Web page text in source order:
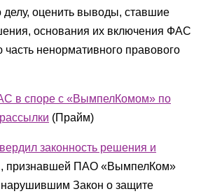
делу, оценить выводы, ставшие
основания их включения ФАС
ненормативного правового
в споре с «ВымпелКомом» по
(Прайм)
законность решения и
признавшей ПАО «ВымпелКом»
Закон о защите